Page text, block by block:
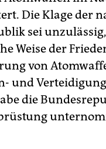
Die Klage der
sei
Weise der
von
und
die